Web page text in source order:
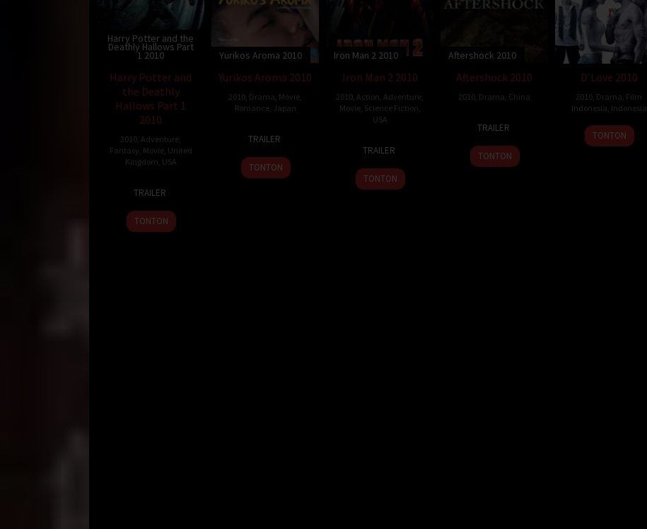
Harry Potter and the
Deathly Hallows Part
1 2010
Harry Potter and
the Deathly
Hallows Part 1
2010
2010 Adventure
Fantasy Movie, United
Kingdom USA
2010
TRAILER
TONTON
Yurikos Aroma 2010
Yurikos Aroma 2010
2010 Drama Movie
Romance, Japan
2010
TRAILER
TONTON
Iron Man 2 2010
Iron Man 2 2010
2010 Action Adventure
Movie, Science Fiction
USA
2010
TRAILER
TONTON
Aftershock 2010
Aftershock 2010
2010 Drama China
2010
TRAILER
TONTON
D’Love 2010
2010 Drama Film
Indonesia Indonesia
29
Jul
Helfi
C.H.
TONTON